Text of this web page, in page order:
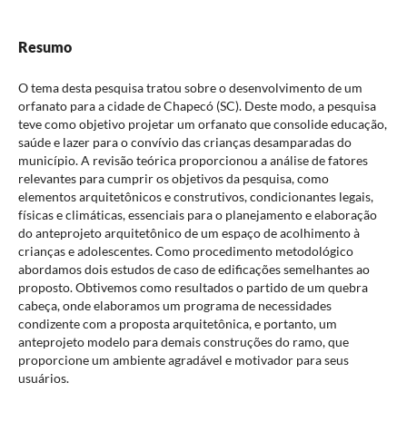
Resumo
O tema desta pesquisa tratou sobre o desenvolvimento de um
orfanato para a cidade de Chapecó (SC). Deste modo, a pesquisa
teve como objetivo projetar um orfanato que consolide educação,
saúde e lazer para o convívio das crianças desamparadas do
município. A revisão teórica proporcionou a análise de fatores
relevantes para cumprir os objetivos da pesquisa, como
elementos arquitetônicos e construtivos, condicionantes legais,
físicas e climáticas, essenciais para o planejamento e elaboração
do anteprojeto arquitetônico de um espaço de acolhimento à
crianças e adolescentes. Como procedimento metodológico
abordamos dois estudos de caso de edificações semelhantes ao
proposto. Obtivemos como resultados o partido de um quebra
cabeça, onde elaboramos um programa de necessidades
condizente com a proposta arquitetônica, e portanto, um
anteprojeto modelo para demais construções do ramo, que
proporcione um ambiente agradável e motivador para seus
usuários.